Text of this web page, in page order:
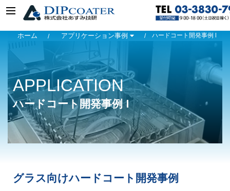
ホーム アプリケーション事例 ハードコート開発事例 Ⅰ
APPLICATION
ハードコート開発事例 Ⅰ
グラス向けハードコート開発事例